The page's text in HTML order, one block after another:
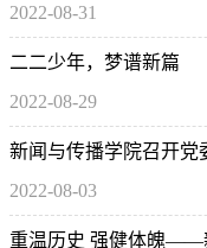
精神及暑期战略研讨会
2022-08-31
二二少年，梦谱新篇
2022-08-29
新闻与传播学院召开党
党代会精神
2022-08-03
重温历史 强健体魄——